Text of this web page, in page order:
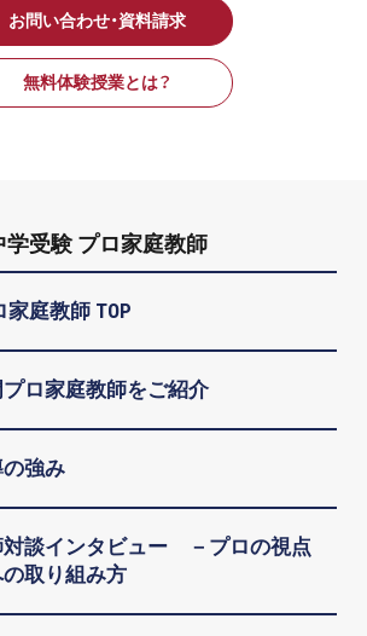
お問い合わせ・資料請求
無料体験授業とは？
学受験 プロ家庭教師
庭教師 TOP
ロ家庭教師をご紹介
強み
対談インタビュー －プロの視点
取り組み方